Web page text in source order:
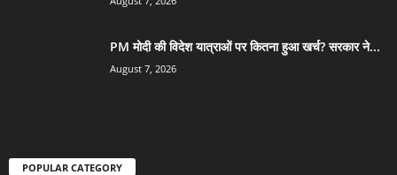
PM मोदी की विदेश यात्राओं पर कितना हुआ खर्च? सरकार ने...
August 7, 2026
POPULAR CATEGORY